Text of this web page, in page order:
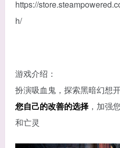
https://
h/
游戏介绍：
扮演吸血鬼，探索黑暗幻想开
您自己的改善的选择 ，加强
和亡灵